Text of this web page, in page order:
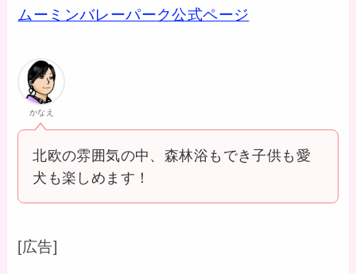
ムーミンバレーパーク公式ページ
かなえ
北欧の雰囲気の中、森林浴もでき子供も愛
犬も楽しめます！
[広告]